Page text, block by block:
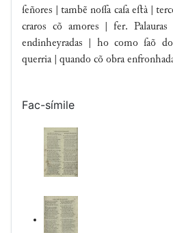
ſeñores | tambẽ noa caſa eﬅà |
craros cõ amores | fer.
endinheyradas | ho como ſaõ
querria | quando cõ obra
Fac-símile